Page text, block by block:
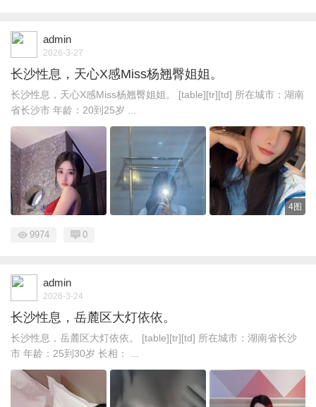
admin
2026-3-27
长沙性息，天心X感Miss杨翘臀姐姐。
长沙性息，天心X感Miss杨翘臀姐姐。 [table][tr][td] 所在城市：湖南
省长沙市 年龄：20到25岁 ...
4图
9974 0
admin
2026-3-24
长沙性息，岳麓区大灯依依。
长沙性息，岳麓区大灯依依。 [table][tr][td] 所在城市：湖南省长沙
市 年龄：25到30岁 长相： ...